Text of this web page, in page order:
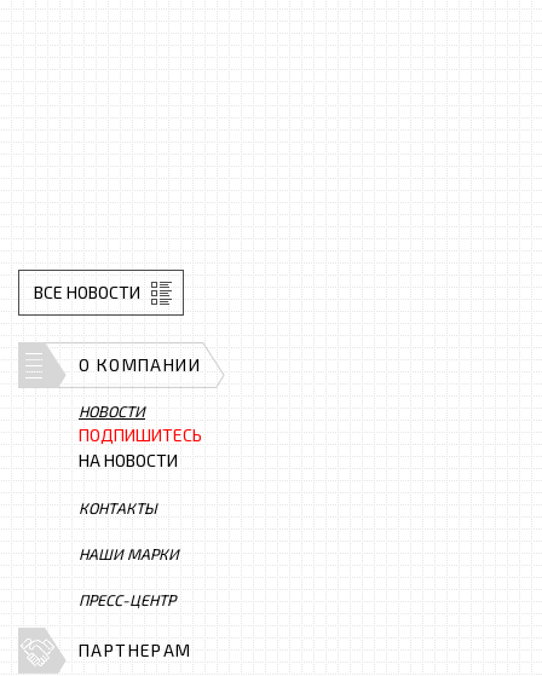
ВСЕ НОВОСТИ
О КОМПАНИИ
НОВОСТИ
ПОДПИШИТЕСЬ
НА НОВОСТИ
КОНТАКТЫ
НАШИ МАРКИ
ПРЕСС-ЦЕНТР
ПАРТНЕРАМ